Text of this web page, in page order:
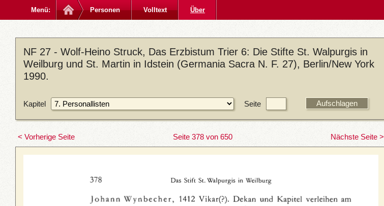
Menü: Personen Volltext Über
NF 27 - Wolf-Heino Struck, Das Erzbistum Trier 6: Die Stifte St. Walpurgis in
Weilburg und St. Martin in Idstein (Germania Sacra N. F. 27), Berlin/New York
1990.
Kapitel Seite
< Vorherige Seite Seite 378 von 650 Nächste Seite >